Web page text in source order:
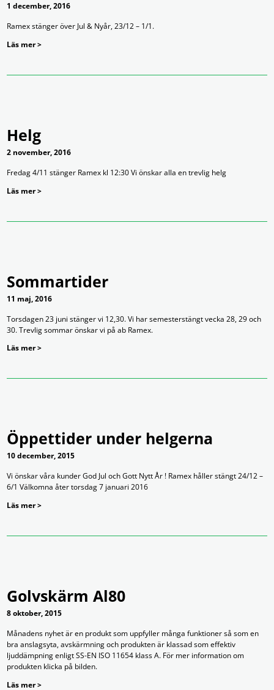
1 december, 2016
Ramex stänger över Jul & Nyår, 23/12 – 1/1.
Läs mer >
Helg
2 november, 2016
Fredag 4/11 stänger Ramex kl 12:30 Vi önskar alla en trevlig helg
Läs mer >
Sommartider
11 maj, 2016
Torsdagen 23 juni stänger vi 12,30. Vi har semesterstängt vecka 28, 29 och
30. Trevlig sommar önskar vi på ab Ramex.
Läs mer >
Öppettider under helgerna
10 december, 2015
Vi önskar våra kunder God Jul och Gott Nytt År ! Ramex håller stängt 24/12 –
6/1 Välkomna åter torsdag 7 januari 2016
Läs mer >
Golvskärm Al80
8 oktober, 2015
Månadens nyhet är en produkt som uppfyller många funktioner så som en
bra anslagsyta, avskärmning och produkten är klassad som effektiv
ljuddämpning enligt SS-EN ISO 11654 klass A. För mer information om
produkten klicka på bilden.
Läs mer >